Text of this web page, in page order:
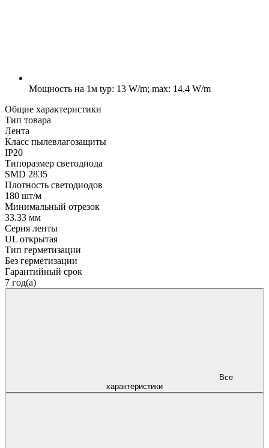
Мощность на 1м typ: 13 W/m; max: 14.4 W/m
Общие характеристики
Тип товара
Лента
Класс пылевлагозащиты
IP20
Типоразмер светодиода
SMD 2835
Плотность светодиодов
180 шт/м
Минимальный отрезок
33.33 мм
Серия ленты
UL открытая
Тип герметизации
Без герметизации
Гарантийный срок
7 год(а)
характеристики